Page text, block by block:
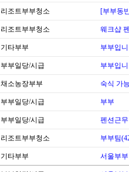
리조트부부청소 [부부동
리조트부부청소 웨크샵
기타부부 부부입
부부일당/시급 부부입
채소농장부부 숙식 가
부부일당/시급 부부
부부일당/시급 펜션근
리조트부부청소 부부팀
기타부부 서울부부